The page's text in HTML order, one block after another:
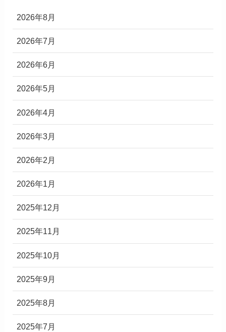
2026年8月
2026年7月
2026年6月
2026年5月
2026年4月
2026年3月
2026年2月
2026年1月
2025年12月
2025年11月
2025年10月
2025年9月
2025年8月
2025年7月